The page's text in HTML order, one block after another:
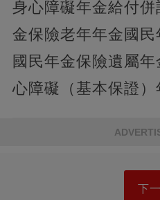
身心障礙年金給付
金保險老年年金國
國民年金保險遺屬
心障礙（基本保證）
下